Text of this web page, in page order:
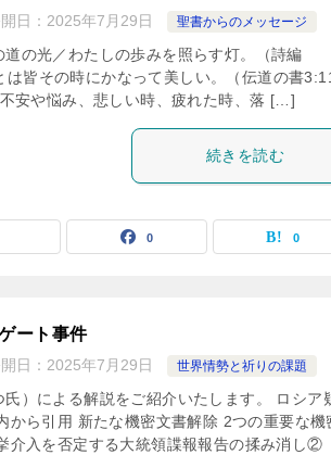
日： 2025年7月29日 聖書からのメッセージ
の光／わたしの歩みを照らす灯。（詩編
皆その時にかなって美しい。（伝道の書
安や悩み、悲しい時、疲れた時、落 […]
続きを読む
0 0
ート事件
日： 2025年7月29日 世界情勢と祈りの課題
）による解説をご紹介いたします。 ロシア
ら引用 新たな機密文書解除 2つの重要な機
入を否定する大統領諜報報告の揉み消し